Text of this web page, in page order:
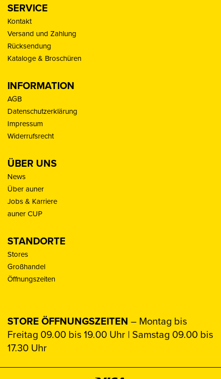
SERVICE
Kontakt
Versand und Zahlung
Rücksendung
Kataloge & Broschüren
INFORMATION
AGB
Datenschutzerklärung
Impressum
Widerrufsrecht
ÜBER UNS
News
Über auner
Jobs & Karriere
auner CUP
STANDORTE
Stores
Großhandel
Öffnungszeiten
STORE ÖFFNUNGSZEITEN – Montag bis
Freitag 09.00 bis 19.00 Uhr | Samstag 09.00 bis
17.30 Uhr